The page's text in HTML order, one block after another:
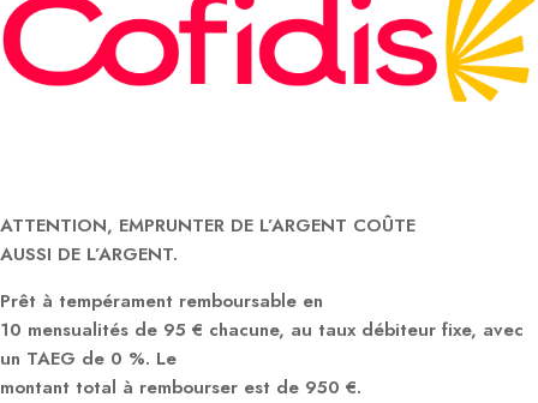
ATTENTION, EMPRUNTER DE L’ARGENT COÛTE
AUSSI DE L’ARGENT.
Prêt à tempérament remboursable en
10 mensualités de 95 € chacune, au taux débiteur fixe, avec
un TAEG de 0 %. Le
montant total à rembourser est de 950 €.